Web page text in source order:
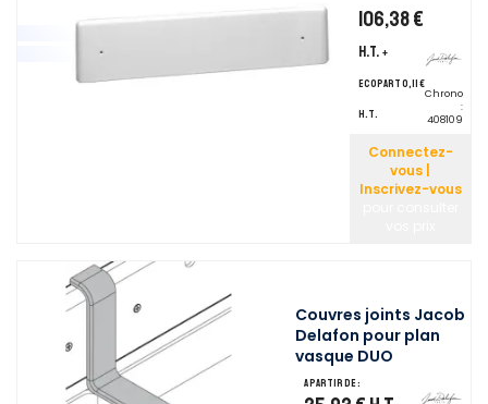
106,38 €
H.T. +
ecopart 0,11 €
H.T.
Chrono
:
408109
Connectez-
vous |
Inscrivez-vous
Couvres joints Jacob
Delafon pour plan
vasque DUO
A partir de :